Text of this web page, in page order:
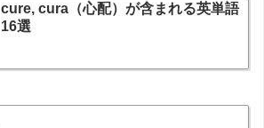
cure, cura（心配）が含まれる英単語
16選